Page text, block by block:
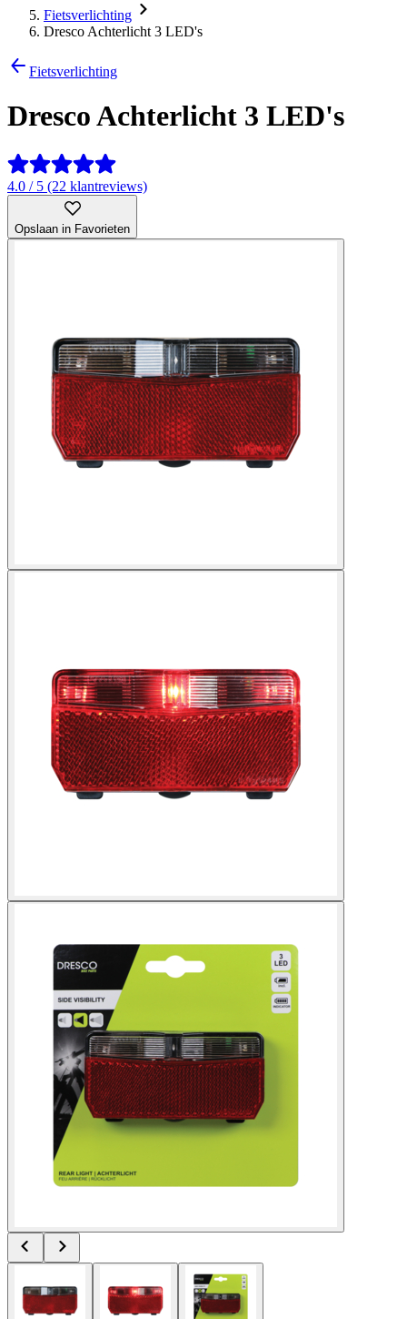
Fietsverlichting
Dresco Achterlicht 3 LED's
Fietsverlichting
Dresco Achterlicht 3 LED's
4.0 / 5 (22 klantreviews)
Opslaan in Favorieten